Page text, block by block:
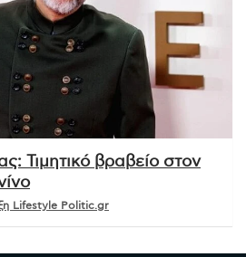
Τιμητικό βραβείο στον
Lifestyle Politic.gr